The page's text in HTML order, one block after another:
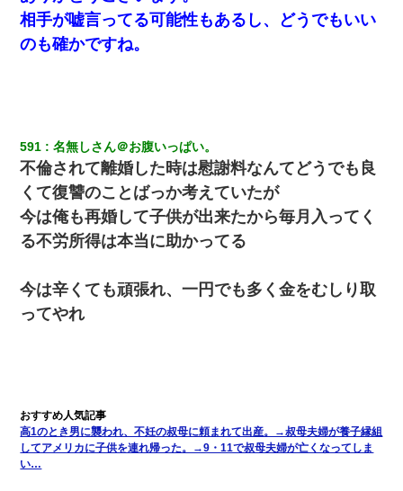
相手が嘘言ってる可能性もあるし、どうでもいい
のも確かですね。
591 名無しさん＠お腹いっぱい。
不倫されて離婚した時は慰謝料なんてどうでも良
くて復讐のことばっか考えていたが
今は俺も再婚して子供が出来たから毎月入ってく
る不労所得は本当に助かってる
今は辛くても頑張れ、一円でも多く金をむしり取
ってやれ
高1のとき男に襲われ、不妊の叔母に頼まれて出産。→叔母夫婦が養子縁組
してアメリカに子供を連れ帰った。→9・11で叔母夫婦が亡くなってしま
い…